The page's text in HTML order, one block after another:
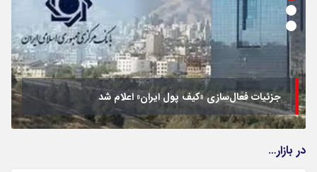
جزئیات فعال‌سازی «کیف پول ایران» اعلام شد
در بازار…